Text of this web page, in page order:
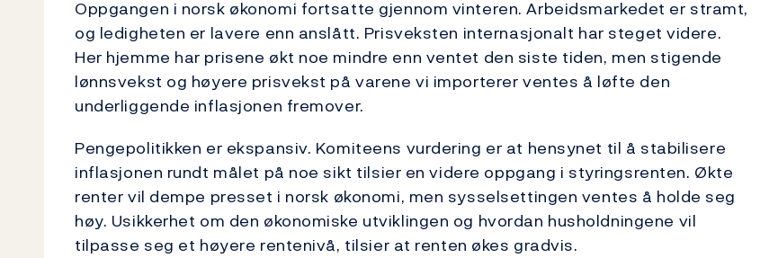
Oppgangen i norsk økonomi fortsatte gjennom vinteren. Arbeidsmarkedet er stramt,
og ledigheten er lavere enn anslått. Prisveksten internasjonalt har steget videre.
Her hjemme har prisene økt noe mindre enn ventet den siste tiden, men stigende
lønnsvekst og høyere prisvekst på varene vi importerer ventes å løfte den
underliggende inflasjonen fremover.
Pengepolitikken er ekspansiv. Komiteens vurdering er at hensynet til å stabilisere
inflasjonen rundt målet på noe sikt tilsier en videre oppgang i styringsrenten. Økte
renter vil dempe presset i norsk økonomi, men sysselsettingen ventes å holde seg
høy. Usikkerhet om den økonomiske utviklingen og hvordan husholdningene vil
tilpasse seg et høyere rentenivå, tilsier at renten økes gradvis.